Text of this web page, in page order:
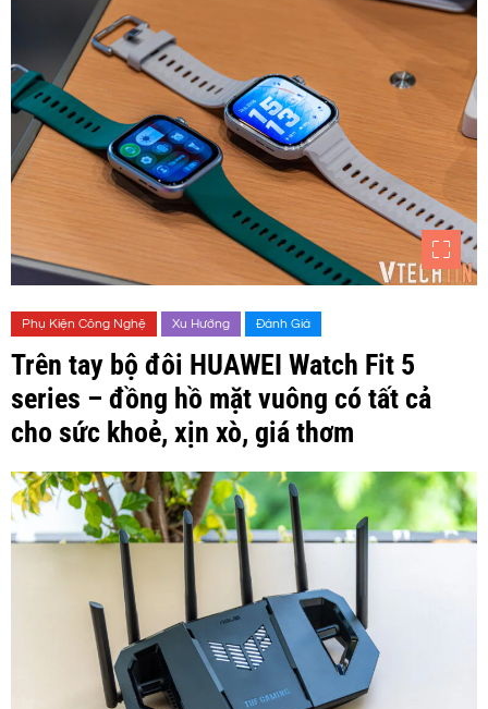
Phụ Kiện Công Nghệ Xu Hướng Đánh Giá
Trên tay bộ đôi HUAWEI Watch Fit 5
series – đồng hồ mặt vuông có tất cả
cho sức khoẻ, xịn xò, giá thơm